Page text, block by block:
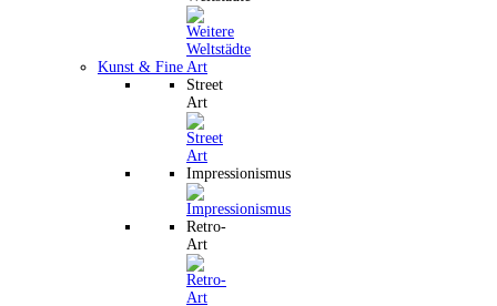
Kunst & Fine Art
Street
Art
Impressionismus
Retro-
Art